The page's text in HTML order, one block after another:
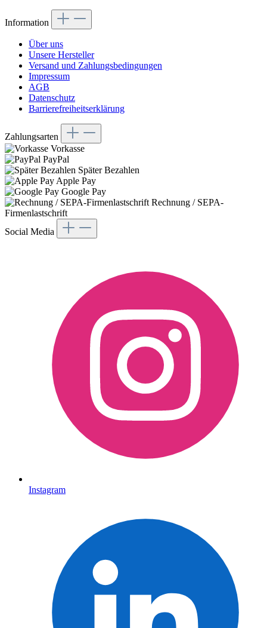
Information
Über uns
Unsere Hersteller
Versand und Zahlungsbedingungen
Impressum
AGB
Datenschutz
Barrierefreiheitserklärung
Zahlungsarten
Vorkasse
PayPal
Später Bezahlen
Apple Pay
Google Pay
Rechnung / SEPA-
Firmenlastschrift
Social Media
Instagram